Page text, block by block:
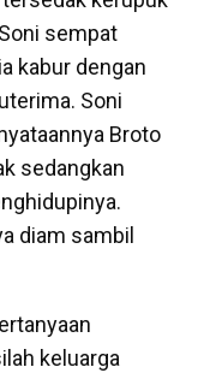
sempat
kabur dengan
Soni
Broto
sedangkan
diam sambil
keluarga